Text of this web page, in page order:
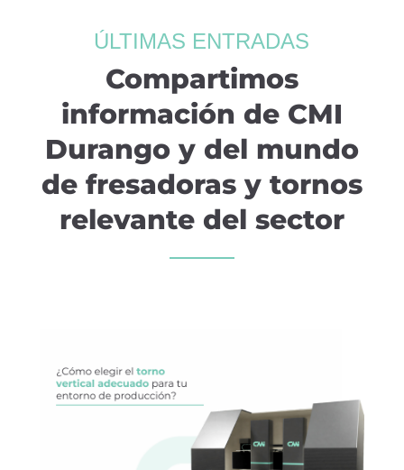
ÚLTIMAS ENTRADAS
Compartimos
información de CMI
Durango y del mundo
de fresadoras y tornos
relevante del sector